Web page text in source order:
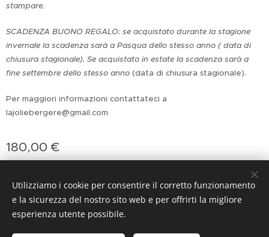
stampare.
SCADENZA BUONO REGALO: se acquistato durante la stagione
invernale la scadenza sarà a Pasqua dello stesso anno ( data di
chiusura stagionale). Se acquistato in estate la scadenza sarà a
fine settembre dello stesso anno (data di chiusura stagionale).
Per maggiori informazioni contattateci a
lajoliebergere@gmail.com
180,00 €
Cookies
Lingue
Italiano
English
Utilizziamo i cookie per consentire il corretto funzionamento
e la sicurezza del nostro sito web e per offrirti la migliore
esperienza utente possibile.